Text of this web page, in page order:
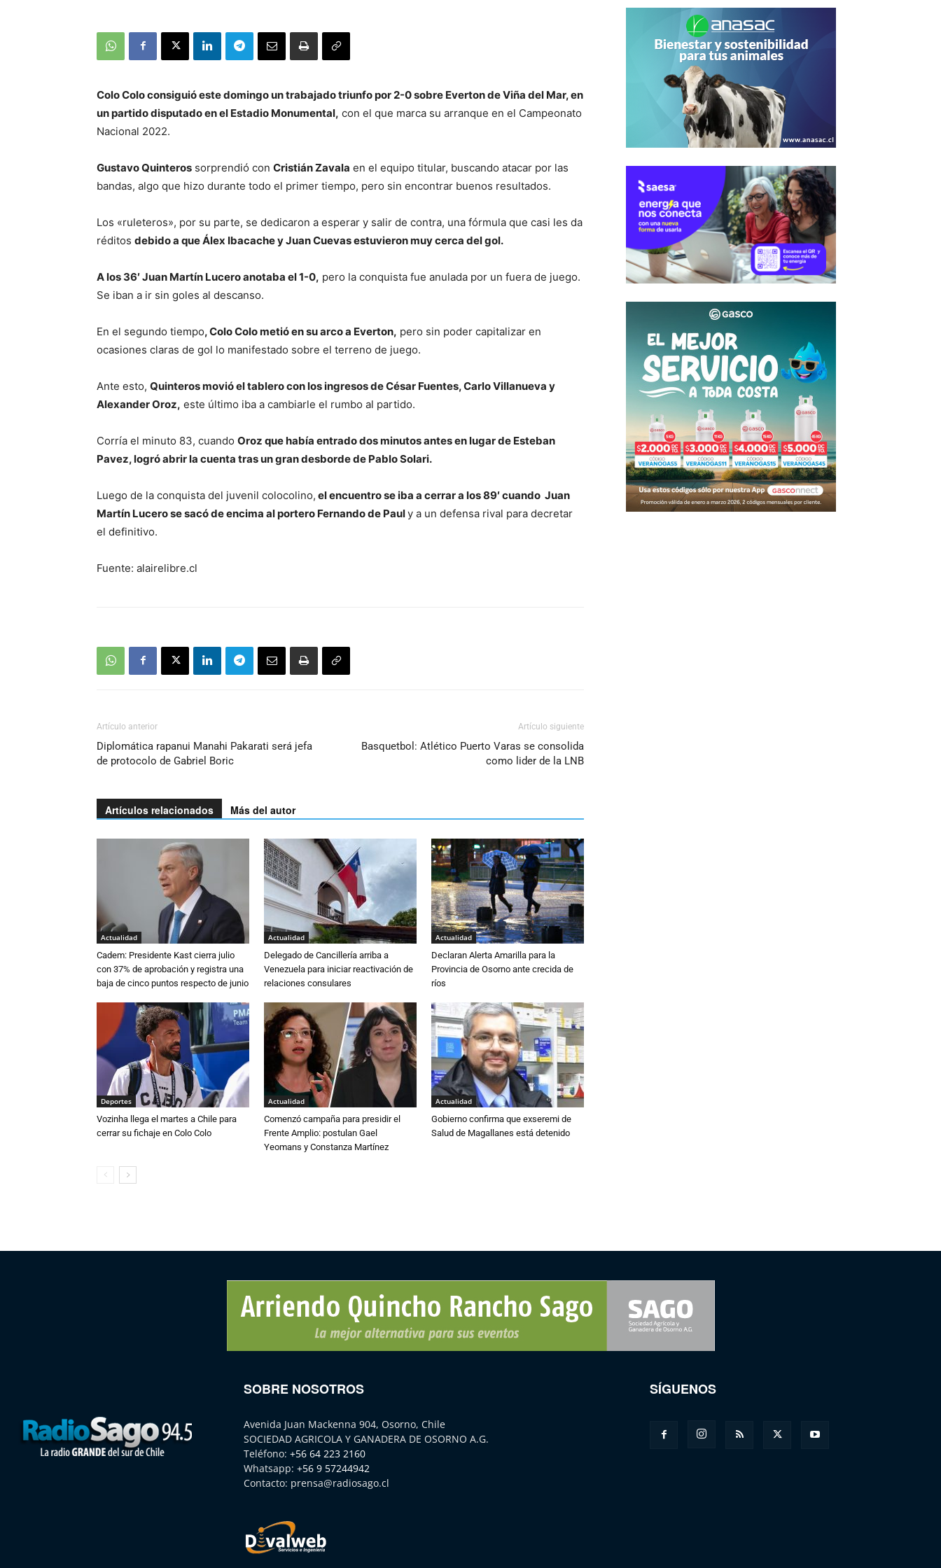
Colo Colo consiguió este domingo un trabajado triunfo por 2-0 sobre Everton de Viña del Mar, en
un partido disputado en el Estadio Monumental, con el que marca su arranque en el Campeonato
Nacional 2022.
Gustavo Quinteros sorprendió con Cristián Zavala en el equipo titular, buscando atacar por las
bandas, algo que hizo durante todo el primer tiempo, pero sin encontrar buenos resultados.
Los «ruleteros», por su parte, se dedicaron a esperar y salir de contra, una fórmula que casi les da
réditos debido a que Álex Ibacache y Juan Cuevas estuvieron muy cerca del gol.
A los 36′ Juan Martín Lucero anotaba el 1-0, pero la conquista fue anulada por un fuera de juego.
Se iban a ir sin goles al descanso.
En el segundo tiempo, Colo Colo metió en su arco a Everton, pero sin poder capitalizar en
ocasiones claras de gol lo manifestado sobre el terreno de juego.
Ante esto, Quinteros movió el tablero con los ingresos de César Fuentes, Carlo Villanueva y
Alexander Oroz, este último iba a cambiarle el rumbo al partido.
Corría el minuto 83, cuando Oroz que había entrado dos minutos antes en lugar de Esteban
Pavez, logró abrir la cuenta tras un gran desborde de Pablo Solari.
Luego de la conquista del juvenil colocolino, el encuentro se iba a cerrar a los 89′ cuando Juan
Martín Lucero se sacó de encima al portero Fernando de Pauly a un defensa rival para decretar
el definitivo.
Fuente: alairelibre.cl
Artículo anterior
Diplomática rapanui Manahi Pakarati será jefa
de protocolo de Gabriel Boric
Artículo siguiente
Basquetbol: Atlético Puerto Varas se consolida
como lider de la LNB
Artículos relacionados Más del autor
Actualidad
Cadem: Presidente Kast cierra julio
con 37% de aprobación y registra una
baja de cinco puntos respecto de junio
Actualidad
Delegado de Cancillería arriba a
Venezuela para iniciar reactivación de
relaciones consulares
Actualidad
Declaran Alerta Amarilla para la
Provincia de Osorno ante crecida de
ríos
Deportes
Vozinha llega el martes a Chile para
cerrar su fichaje en Colo Colo
Actualidad
Comenzó campaña para presidir el
Frente Amplio: postulan Gael
Yeomans y Constanza Martínez
Actualidad
Gobierno confirma que exseremi de
Salud de Magallanes está detenido
SOBRE NOSOTROS
Avenida Juan Mackenna 904, Osorno, Chile
SOCIEDAD AGRICOLA Y GANADERA DE OSORNO A.G.
Teléfono: +56 64 223 2160
Whatsapp: +56 9 57244942
Contacto: prensa@radiosago.cl
SÍGUENOS